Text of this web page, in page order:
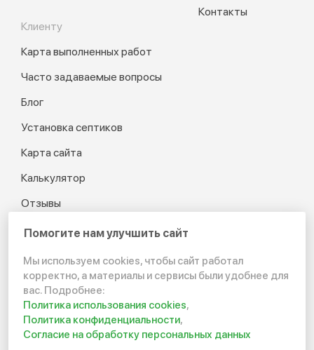
Контакты
Клиенту
Карта выполненных работ
Часто задаваемые вопросы
Блог
Установка септиков
Карта сайта
Калькулятор
Отзывы
© 2012-2026 Канализация
в частном доме и на даче
Политика конфиденциальности
Помогите нам улучшить сайт
Мы используем cookies, чтобы сайт работал
корректно, а материалы и сервисы были удобнее для
вас. Подробнее:
Политика использования cookies,
Политика конфиденциальности,
Согласие на обработку персональных данных